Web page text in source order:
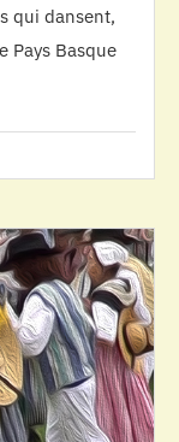
qui dansent,
Pays Basque